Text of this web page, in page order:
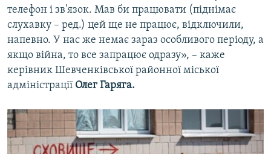
телефон і зв'язок. Мав би працювати (піднімає
слухавку – ред.) цей ще не працює, відключили,
напевно. У нас же немає зараз особливого періоду, а
якщо війна, то все запрацює одразу», – каже
керівник Шевченківської районної міської
адміністрації Олег Гаряга.